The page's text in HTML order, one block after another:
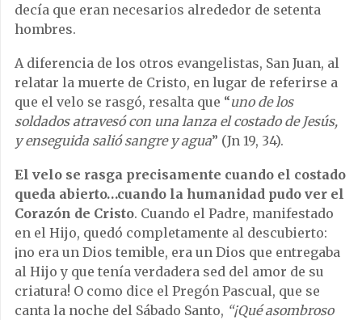
decía que eran necesarios alrededor de setenta
hombres.
A diferencia de los otros evangelistas, San Juan, al
relatar la muerte de Cristo, en lugar de referirse a
que el velo se rasgó, resalta que “uno de los
soldados atravesó con una lanza el costado de Jesús,
y enseguida salió sangre y agua” (Jn 19, 34).
El velo se rasga precisamente cuando el costado
queda abierto…cuando la humanidad pudo ver el
Corazón de Cristo. Cuando el Padre, manifestado
en el Hijo, quedó completamente al descubierto:
¡no era un Dios temible, era un Dios que entregaba
al Hijo y que tenía verdadera sed del amor de su
criatura! O como dice el Pregón Pascual, que se
canta la noche del Sábado Santo, “¡Qué asombroso